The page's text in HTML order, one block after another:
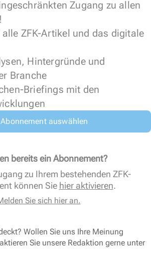
Zugang zu allen
ZFK-Artikel und das digitale
Hintergründe und
Branche
Briefings mit den
auswählen
bereits ein Abonnement?
zu Ihrem bestehenden ZFK-
können Sie hier aktivieren.
Sie sich hier an.
Wollen Sie uns Ihre Meinung
Sie unsere Redaktion gerne unter